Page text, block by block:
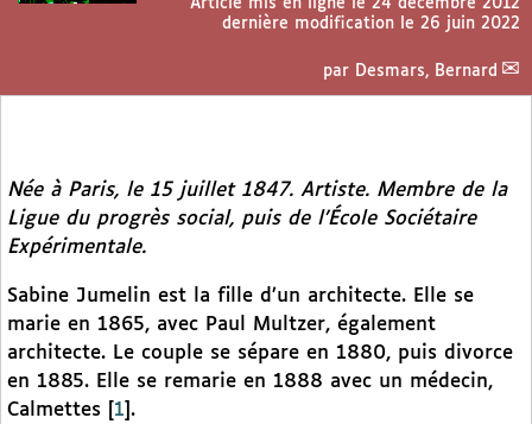
Article mis en ligne le 24 décembre 2012
dernière modification le 26 juin 2022
par Desmars, Bernard
Née à Paris, le 15 juillet 1847. Artiste. Membre de la
Ligue du progrès social, puis de l’École Sociétaire
Expérimentale.
Sabine Jumelin est la fille d’un architecte. Elle se
marie en 1865, avec Paul Multzer, également
architecte. Le couple se sépare en 1880, puis divorce
en 1885. Elle se remarie en 1888 avec un médecin,
Calmettes
1 .